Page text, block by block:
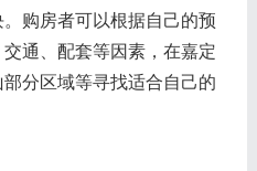
购房者可以根据自己的预
通、配套等因素，在嘉定
分区域等寻找适合自己的